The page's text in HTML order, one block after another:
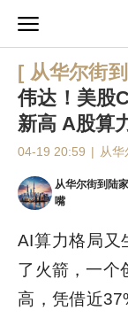
[ 从华尔街
伟达！美股
新高 A股算
04-19 20:59 | 从
从华尔街到陆家
嘴
AI算力格局又
了火箭，一个
高，凭借近